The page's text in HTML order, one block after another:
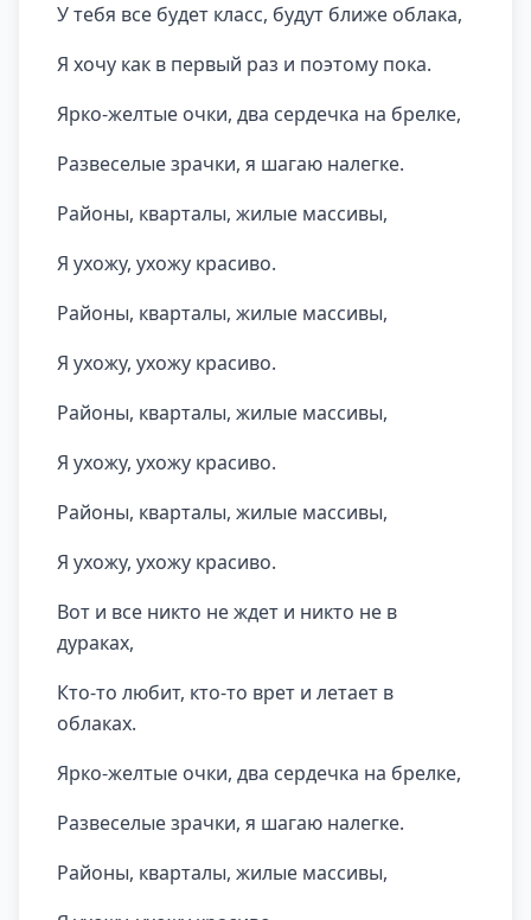
У тебя все будет класс, будут ближе облака,
Я хочу как в первый раз и поэтому пока.
Ярко-желтые очки, два сердечка на брелке,
Развеселые зрачки, я шагаю налегке.
Районы, кварталы, жилые массивы,
Я ухожу, ухожу красиво.
Районы, кварталы, жилые массивы,
Я ухожу, ухожу красиво.
Районы, кварталы, жилые массивы,
Я ухожу, ухожу красиво.
Районы, кварталы, жилые массивы,
Я ухожу, ухожу красиво.
Вот и все никто не ждет и никто не в
дураках,
Кто-то любит, кто-то врет и летает в
облаках.
Ярко-желтые очки, два сердечка на брелке,
Развеселые зрачки, я шагаю налегке.
Районы, кварталы, жилые массивы,